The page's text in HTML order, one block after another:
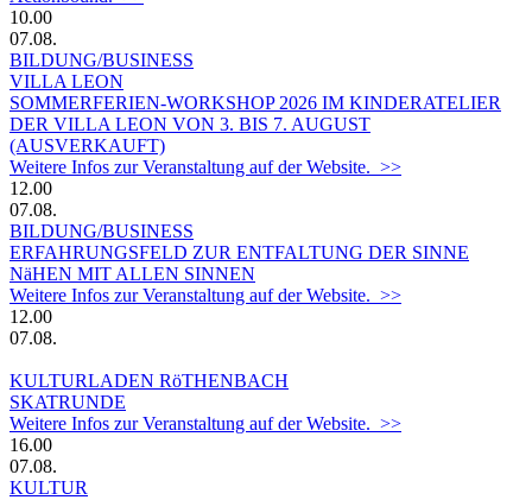
10.00
07.08.
BILDUNG/BUSINESS
VILLA LEON
SOMMERFERIEN-WORKSHOP 2026 IM KINDERATELIER
DER VILLA LEON VON 3. BIS 7. AUGUST
(AUSVERKAUFT)
Weitere Infos zur Veranstaltung auf der Website. >>
12.00
07.08.
BILDUNG/BUSINESS
ERFAHRUNGSFELD ZUR ENTFALTUNG DER SINNE
NäHEN MIT ALLEN SINNEN
Weitere Infos zur Veranstaltung auf der Website. >>
12.00
07.08.
KULTURLADEN RöTHENBACH
SKATRUNDE
Weitere Infos zur Veranstaltung auf der Website. >>
16.00
07.08.
KULTUR